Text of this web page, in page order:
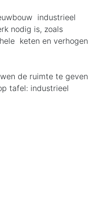
industrieel
nodig is, zoals
keten en verhogen
de ruimte te geven
tafel: industrieel